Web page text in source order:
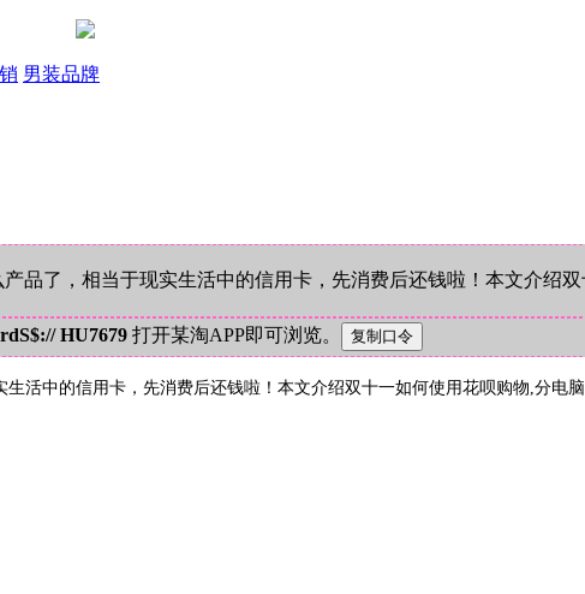
男装品牌
了，相当于现实生活中的信用卡，先消费后还钱啦！本文介绍双
HU7679 打开某淘APP即可浏览。
活中的信用卡，先消费后还钱啦！本文介绍双十一如何使用花呗购物,分电